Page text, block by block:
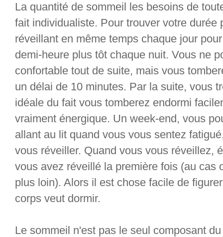
La quantité de sommeil les besoins de
fait individualiste. Pour trouver votre durée
réveillant en même temps chaque jour
demi-heure plus tôt chaque nuit. Vous ne
confortable tout de suite, mais vous
un délai de 10 minutes. Par la suite, vous
idéale du fait vous tomberez endormi
vraiment énergique. Un week-end, vous
allant au lit quand vous vous sentez
vous réveiller. Quand vous vous réveillez,
vous avez réveillé la première fois (au cas
plus loin). Alors il est chose facile de
corps veut dormir.
Le sommeil n'est pas le seul composant